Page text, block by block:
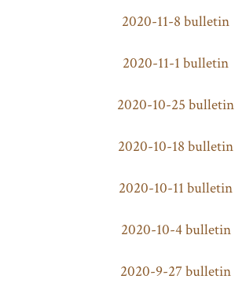
2020-11-8 bulletin
2020-11-1 bulletin
2020-10-25 bulletin
2020-10-18 bulletin
2020-10-11 bulletin
2020-10-4 bulletin
2020-9-27 bulletin